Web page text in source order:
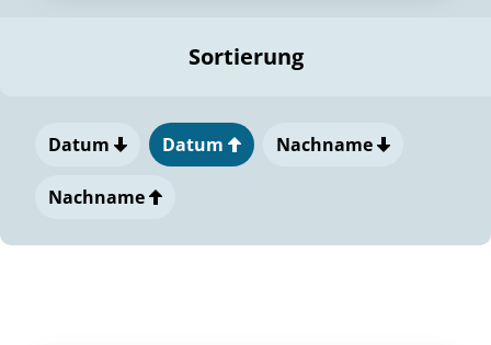
Sortierung
Datum Datum Nachname
Nachname